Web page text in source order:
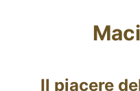
Il piacere